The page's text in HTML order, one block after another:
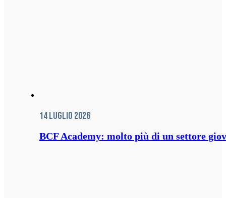
14 Luglio 2026
BCF Academy: molto più di un settore